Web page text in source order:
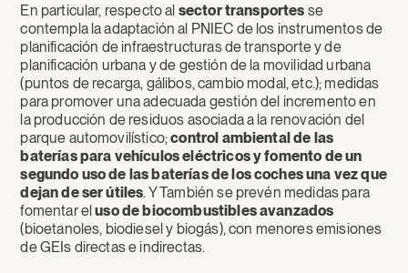
En particular, respecto al sector transportes se
contempla la adaptación al PNIEC de los instrumentos de
planificación de infraestructuras de transporte y de
planificación urbana y de gestión de la movilidad urbana
(puntos de recarga, gálibos, cambio modal, etc.); medidas
para promover una adecuada gestión del incremento en
la producción de residuos asociada a la renovación del
parque automovilístico;control ambiental de las
baterías para vehículos eléctricos y fomento de un
segundo uso de las baterías de los coches una vez que
dejan de ser útiles. Y También se prevén medidas para
fomentar eluso de biocombustibles avanzados
(bioetanoles, biodiesel y biogás), con menores emisiones
de GEIs directas e indirectas.